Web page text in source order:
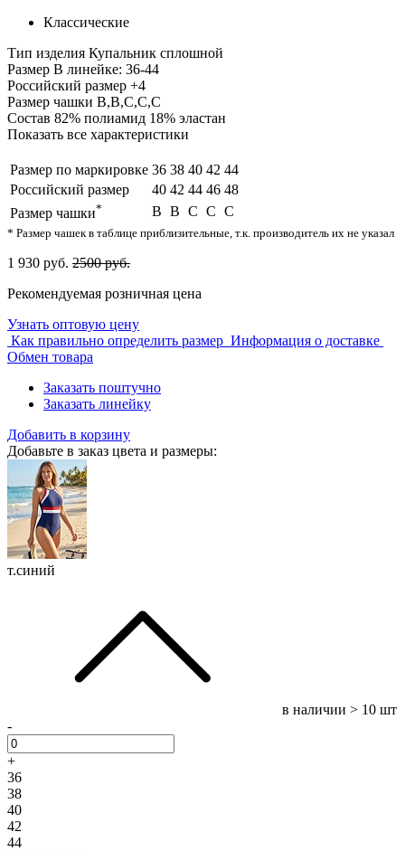
Классические
Тип изделия Купальник сплошной
Размер В линейке: 36-44
Российский размер +4
Размер чашки B,B,C,C,C
Состав 82% полиамид 18% эластан
Показать все характеристики
Размер по маркировке 36 38 40 42 44
Российский размер
40 42 44 46 48
Размер чашки* B B C C C
* Размер чашек в таблице приблизительные, т.к. производитель их не указал
1 930 руб. 2500 руб.
Рекомендуемая розничная цена
Узнать оптовую цену
Как правильно определить размер Информация о доставке
Обмен товара
Заказать поштучно
Заказать линейку
Добавить в корзину
Добавьте в заказ цвета и размеры:
т.синий
в наличии > 10 шт
-
+
36
38
40
42
44